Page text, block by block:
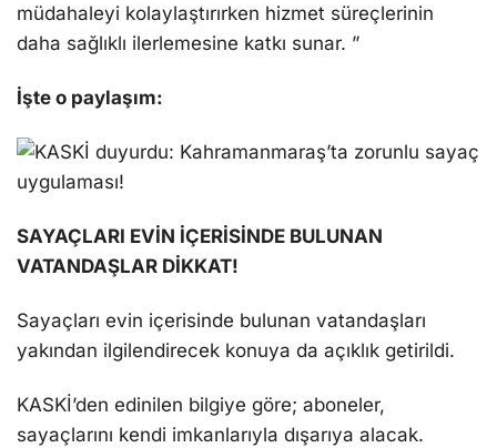
müdahaleyi kolaylaştırırken hizmet süreçlerinin
daha sağlıklı ilerlemesine katkı sunar. ”
İşte o paylaşım:
SAYAÇLARI EVİN İÇERİSİNDE BULUNAN
VATANDAŞLAR DİKKAT!
Sayaçları evin içerisinde bulunan vatandaşları
yakından ilgilendirecek konuya da açıklık getirildi.
KASKİ’den edinilen bilgiye göre; aboneler,
sayaçlarını kendi imkanlarıyla dışarıya alacak.